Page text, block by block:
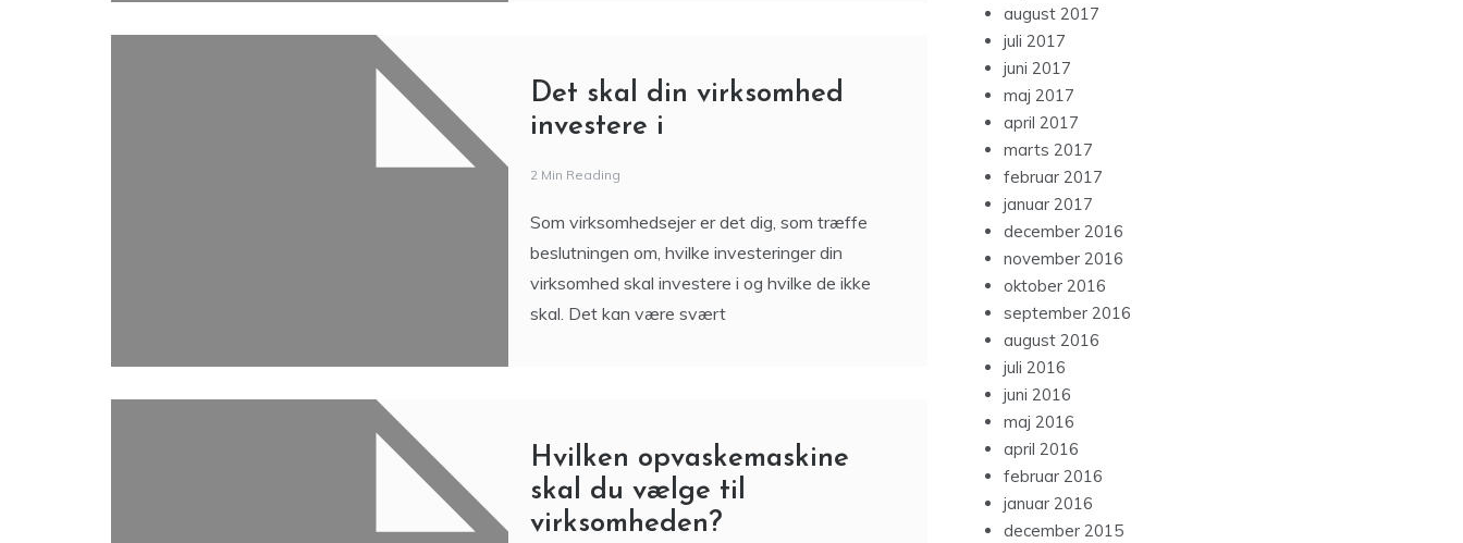
Det skal din virksomhed
investere i
2 Min Reading
Som virksomhedsejer er det dig, som træffe
beslutningen om, hvilke investeringer din
virksomhed skal investere i og hvilke de ikke
skal. Det kan være svært
Hvilken opvaskemaskine
skal du vælge til
virksomheden?
august 2017
juli 2017
juni 2017
maj 2017
april 2017
marts 2017
februar 2017
januar 2017
december 2016
november 2016
oktober 2016
september 2016
august 2016
juli 2016
juni 2016
maj 2016
april 2016
februar 2016
januar 2016
december 2015